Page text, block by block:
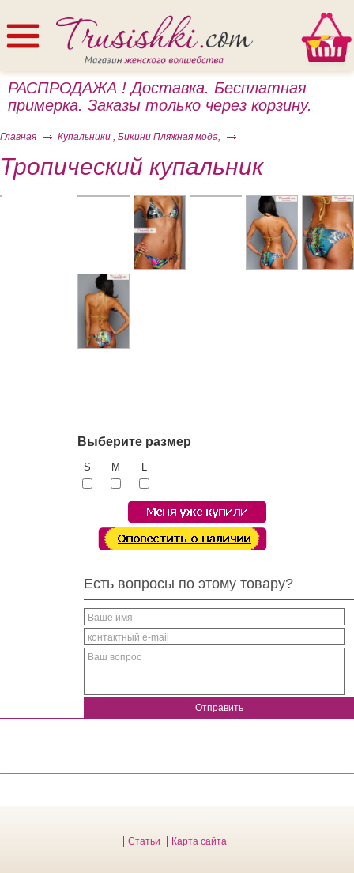
РАСПРОДАЖА ! Доставка. Бесплатная
примерка. Заказы только через корзину.
Главная Купальники , Бикини Пляжная мода,
Тропический купальник
Выберите размер
S M L
Есть вопросы по этому товару?
Ваше имя
контактный e-mail
Ваш вопрос
Отправить
Статьи Карта сайта